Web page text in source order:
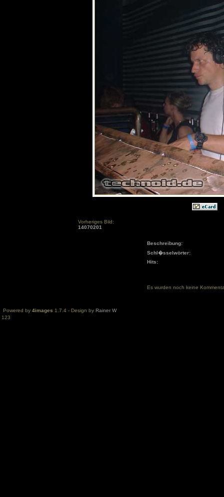
Vorheriges Bild:
14070201
Beschreibung:
Schl�sselwörter:
Hits:
Es wurden noch keine
Powered by 4images 1.7.4 - Design by Rainer W
123